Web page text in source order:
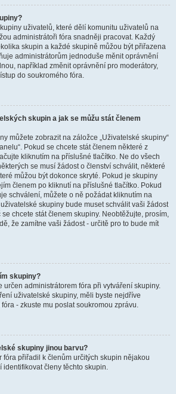
uživatelů, které dělí komunitu uživatelů na
administrátoři fóra snadněji pracovat. Každý
skupin a každé skupině můžou být přiřazena
administrátorům jednoduše měnit oprávnění
například změnit oprávnění pro moderátory,
do soukromého fóra.
skupin a jak se můžu stát členem
můžete zobrazit na záložce „Uživatelské skupiny“
Pokud se chcete stát členem některé z
kliknutím na příslušné tlačítko. Ne do všech
se musí žádost o členství schválit, některé
můžou být dokonce skryté. Pokud je skupiny
členem po kliknutí na příslušné tlačítko. Pokud
schválení, můžete o ně požádat kliknutím na
skupiny bude muset schválit vaši žádost
chcete stát členem skupiny. Neobtěžujte, prosím,
že zamítne vaši žádost - určitě pro to bude mít
skupiny?
určen administrátorem fóra při vytváření skupiny.
uživatelské skupiny, měli byste nejdříve
- zkuste mu poslat soukromou zprávu.
skupiny jinou barvu?
fóra přiřadil k členům určitých skupin nějakou
identifikovat členy těchto skupin.